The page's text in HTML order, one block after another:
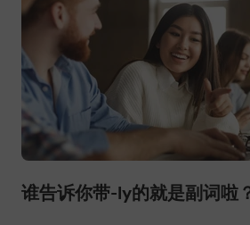
谁告诉你带-ly的就是副词啦